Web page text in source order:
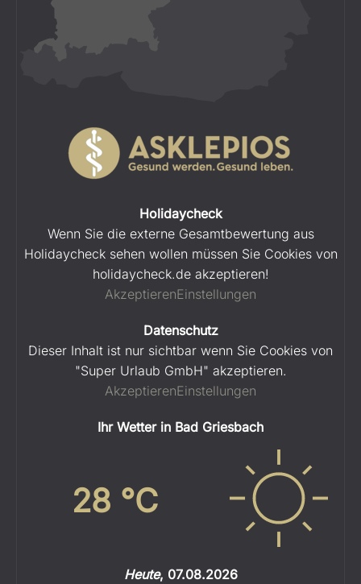
Holidaycheck
Wenn Sie die externe Gesamtbewertung aus
Holidaycheck sehen wollen müssen Sie Cookies von
holidaycheck.de akzeptieren!
AkzeptierenEinstellungen
Datenschutz
Dieser Inhalt ist nur sichtbar wenn Sie Cookies von
"Super Urlaub GmbH" akzeptieren.
AkzeptierenEinstellungen
Ihr Wetter in Bad Griesbach
28 °C
Heute, 07.08.2026